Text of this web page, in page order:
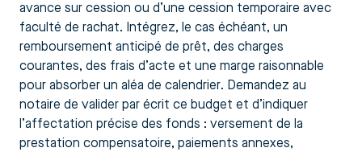
avance sur cession ou d’une cession temporaire avec
faculté de rachat. Intégrez, le cas échéant, un
remboursement anticipé de prêt, des charges
courantes, des frais d’acte et une marge raisonnable
pour absorber un aléa de calendrier. Demandez au
notaire de valider par écrit ce budget et d’indiquer
l’affectation précise des fonds : versement de la
prestation compensatoire, paiements annexes,